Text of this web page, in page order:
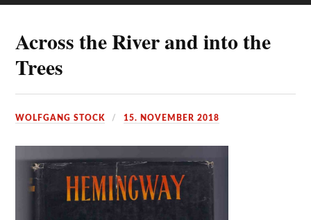
Across the River and into the
Trees
WOLFGANG STOCK 15. NOVEMBER 2018